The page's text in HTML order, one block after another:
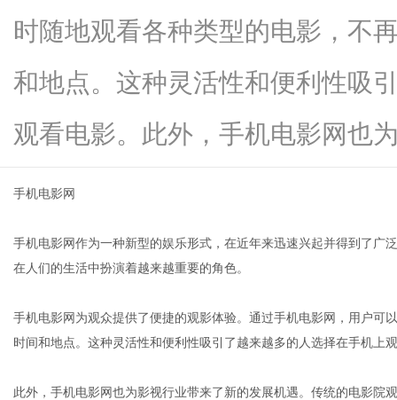
时随地观看各种类型的电影，不
和地点。这种灵活性和便利性吸
观看电影。此外，手机电影网也
手机电影网
手机电影网作为一种新型的娱乐形式，在近年来迅速兴起并得到了广
在人们的生活中扮演着越来越重要的角色。
手机电影网为观众提供了便捷的观影体验。通过手机电影网，用户可
时间和地点。这种灵活性和便利性吸引了越来越多的人选择在手机上
此外，手机电影网也为影视行业带来了新的发展机遇。传统的电影院